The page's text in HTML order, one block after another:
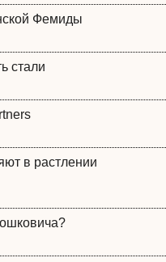
Фемиды
стали
в растлении